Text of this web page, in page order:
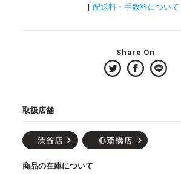
[ 配送料・手数料について
Share On
取扱店舗
商品の在庫について